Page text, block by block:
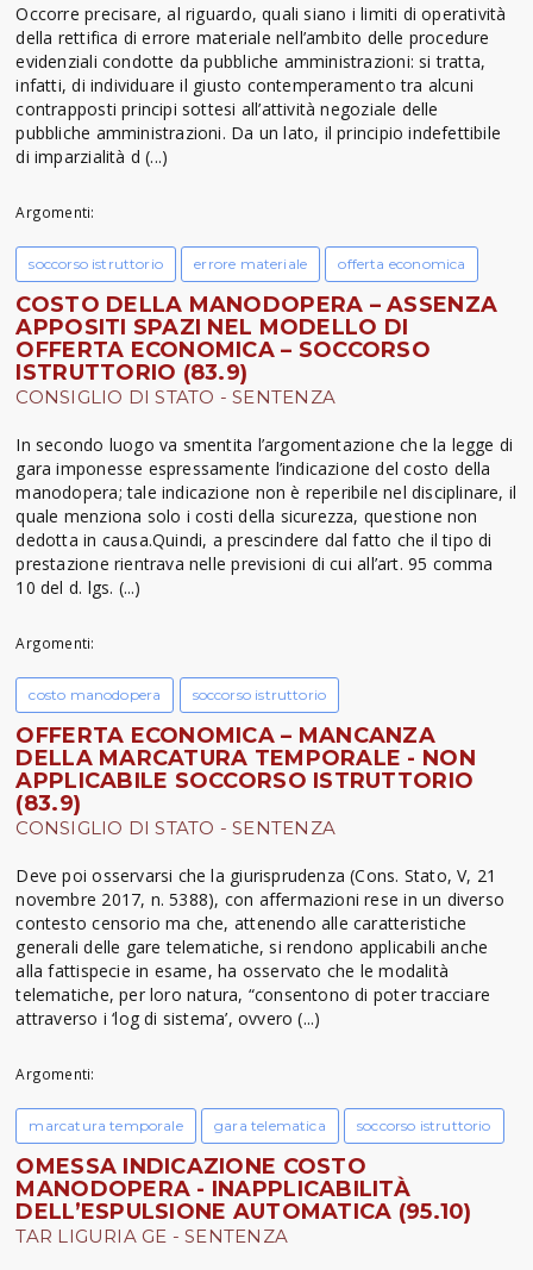
Occorre precisare, al riguardo, quali siano i limiti di operatività
della rettifica di errore materiale nell’ambito delle procedure
evidenziali condotte da pubbliche amministrazioni: si tratta,
infatti, di individuare il giusto contemperamento tra alcuni
contrapposti principi sottesi all’attività negoziale delle
pubbliche amministrazioni. Da un lato, il principio indefettibile
di imparzialità d (...)
Argomenti:
soccorso istruttorio errore materiale offerta economica
COSTO DELLA MANODOPERA – ASSENZA
APPOSITI SPAZI NEL MODELLO DI
OFFERTA ECONOMICA – SOCCORSO
ISTRUTTORIO (83.9)
CONSIGLIO DI STATO - SENTENZA
In secondo luogo va smentita l’argomentazione che la legge di
gara imponesse espressamente l’indicazione del costo della
manodopera; tale indicazione non è reperibile nel disciplinare, il
quale menziona solo i costi della sicurezza, questione non
dedotta in causa.Quindi, a prescindere dal fatto che il tipo di
prestazione rientrava nelle previsioni di cui all’art. 95 comma
10 del d. lgs. (...)
Argomenti:
costo manodopera soccorso istruttorio
OFFERTA ECONOMICA – MANCANZA
DELLA MARCATURA TEMPORALE - NON
APPLICABILE SOCCORSO ISTRUTTORIO
(83.9)
CONSIGLIO DI STATO - SENTENZA
Deve poi osservarsi che la giurisprudenza (Cons. Stato, V, 21
novembre 2017, n. 5388), con affermazioni rese in un diverso
contesto censorio ma che, attenendo alle caratteristiche
generali delle gare telematiche, si rendono applicabili anche
alla fattispecie in esame, ha osservato che le modalità
telematiche, per loro natura, “consentono di poter tracciare
attraverso i ‘log di sistema’, ovvero (...)
Argomenti:
marcatura temporale gara telematica soccorso istruttorio
OMESSA INDICAZIONE COSTO
MANODOPERA - INAPPLICABILITÀ
DELL’ESPULSIONE AUTOMATICA (95.10)
TAR LIGURIA GE - SENTENZA